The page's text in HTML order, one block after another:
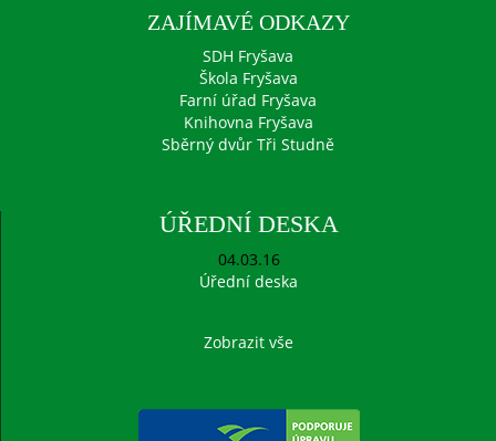
ZAJÍMAVÉ ODKAZY
SDH Fryšava
Škola Fryšava
Farní úřad Fryšava
Knihovna Fryšava
Sběrný dvůr Tři Studně
ÚŘEDNÍ DESKA
04.03.16
Úřední deska
Zobrazit vše